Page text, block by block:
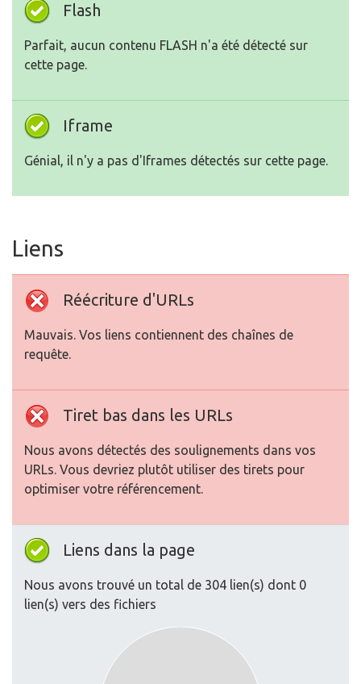
Flash
Parfait, aucun contenu FLASH n'a été détecté sur
cette page.
Iframe
Génial, il n'y a pas d'Iframes détectés sur cette page.
Liens
Réécriture d'URLs
Mauvais. Vos liens contiennent des chaînes de
requête.
Tiret bas dans les URLs
Nous avons détectés des soulignements dans vos
URLs. Vous devriez plutôt utiliser des tirets pour
optimiser votre référencement.
Liens dans la page
Nous avons trouvé un total de 304 lien(s) dont 0
lien(s) vers des fichiers